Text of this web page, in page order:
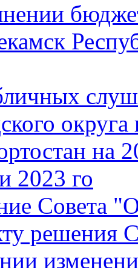
на
2023 го
Совета
решения